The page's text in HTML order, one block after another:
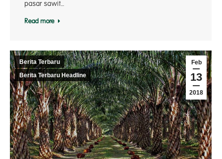
pasar sawit…
Read more
Feb
13
2018
Berita Terbaru
Berita Terbaru Headline